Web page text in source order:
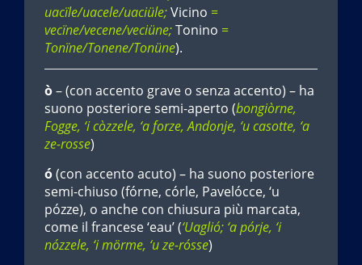
uacïle/uacele/uaciüle;Vicino =
vecïne/vecene/veciüne;Tonino =
Tonïne/Tonene/Tonüne).
ò– (con accento grave o senza accento) – ha
suono posteriore semi-aperto (bongiòrne,
Fogge, ‘i còzzele, ‘a forze, Andonje, ‘u casotte, ‘a
ze-rosse)
ó(con accento acuto) – ha suono posteriore
semi-chiuso (fórne, córle, Pavelócce, ‘u
pózze), o anche con chiusura più marcata,
come il francese‘eau’(‘Uaglió; ‘a pórje, ‘i
nózzele, ‘i mörme, ‘u ze-rósse)